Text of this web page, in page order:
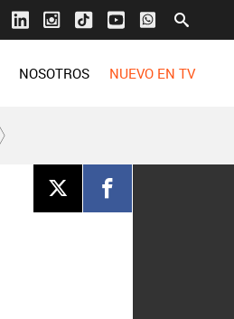
NOSOTROS NUEVO EN TV